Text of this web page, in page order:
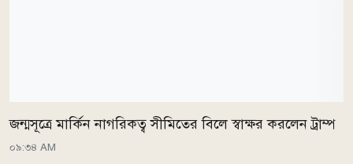
জন্মসূত্রে মার্কিন নাগরিকত্ব সীমিতের বিলে স্বাক্ষর করলেন ট্রাম্প
০৯:৩৪ AM